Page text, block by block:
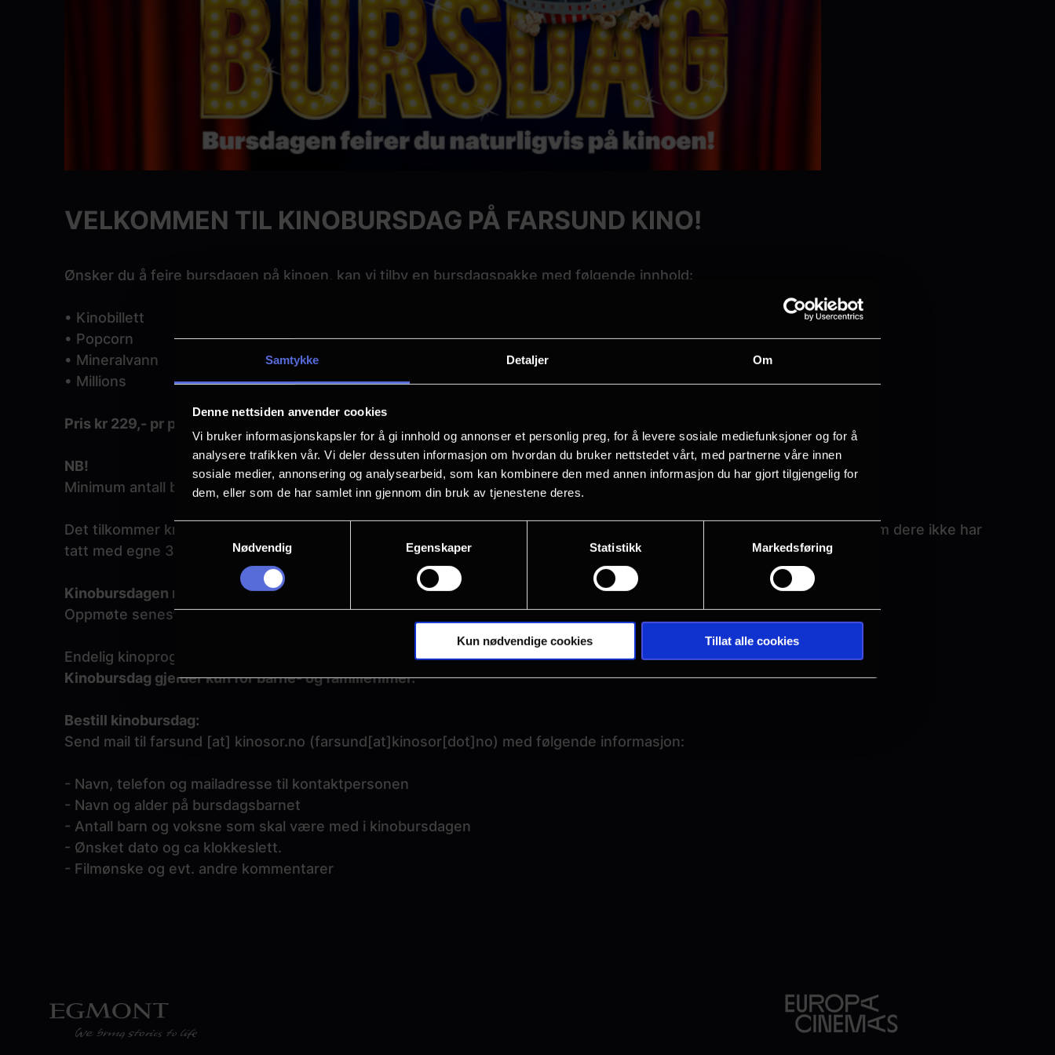
Samtykke Detaljer Om
Denne nettsiden anvender cookies
Vi bruker informasjonskapsler for å gi innhold og annonser et personlig preg, for å levere sosiale mediefunksjoner og for å
analysere trafikken vår. Vi deler dessuten informasjon om hvordan du bruker nettstedet vårt, med partnerne våre innen
sosiale medier, annonsering og analysearbeid, som kan kombinere den med annen informasjon du har gjort tilgjengelig for
dem, eller som de har samlet inn gjennom din bruk av tjenestene deres.
Samtykkevalg
Nødvendig
Egenskaper Statistikk Markedsføring
Kun nødvendige cookies Tillat alle cookies
VELKOMMEN TIL KINOBURSDAG PÅ FARSUND KINO!
Ønsker du å feire bursdagen på kinoen, kan vi tilby en bursdagspakke med følgende innhold:
• Kinobillett
• Popcorn
• Mineralvann
• Millions
Pris kr 229,- pr person
NB!
Minimum antall barn: 6 stk.
Det tilkommer kr 10,- ekstra pr person dersom du ønsker å se 3D-film. I tillegg koster 3D-briller kr 25,- pr person, dersom dere ikke har
tatt med egne 3D-briller.
Kinobursdagen må betales ved ankomst.
Oppmøte senest 15 minutter før filmen starter.
Endelig kinoprogram blir lagt ut hver tirsdag og gjelder f.o.m. fredag samme uke, t.o.m. torsdag uken etter.
Kinobursdag gjelder kun for barne- og familiefilmer.
Bestill kinobursdag:
Send mail til farsund [at] kinosor.no (farsund[at]kinosor[dot]no) med følgende informasjon:
- Navn, telefon og mailadresse til kontaktpersonen
- Navn og alder på bursdagsbarnet
- Antall barn og voksne som skal være med i kinobursdagen
- Ønsket dato og ca klokkeslett.
- Filmønske og evt. andre kommentarer